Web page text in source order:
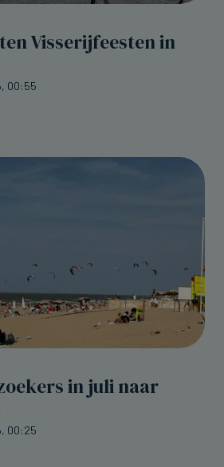
Visserijfeesten in
00:55
in juli naar
00:25